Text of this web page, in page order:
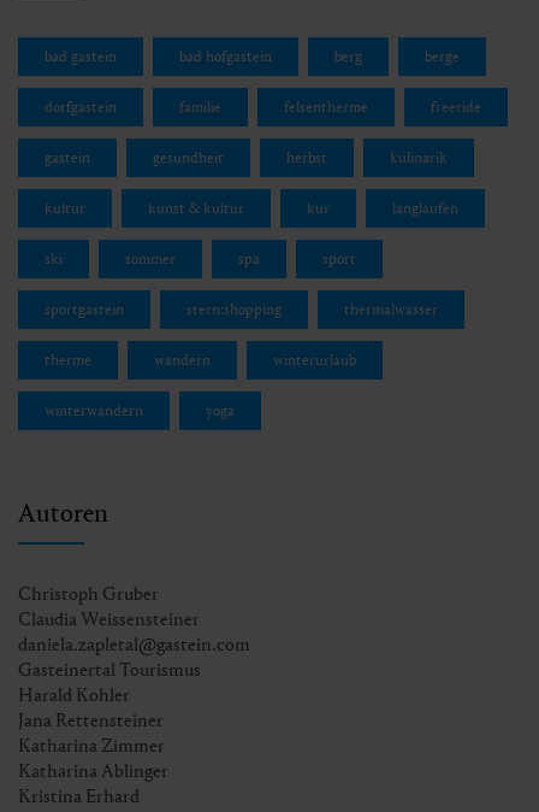
bad gastein bad hofgastein berg berge
dorfgastein familie felsentherme freeride
gastein gesundheit herbst kulinarik
kultur kunst & kultur kur langlaufen
ski sommer spa sport
sportgastein stern:shopping thermalwasser
therme wandern winterurlaub
winterwandern yoga
Autoren
Christoph Gruber
Claudia Weissensteiner
daniela.zapletal@gastein.com
Gasteinertal Tourismus
Harald Kohler
Jana Rettensteiner
Katharina Zimmer
Katharina Ablinger
Kristina Erhard